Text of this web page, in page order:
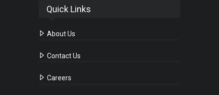
Quick Links
About Us
Contact Us
Careers